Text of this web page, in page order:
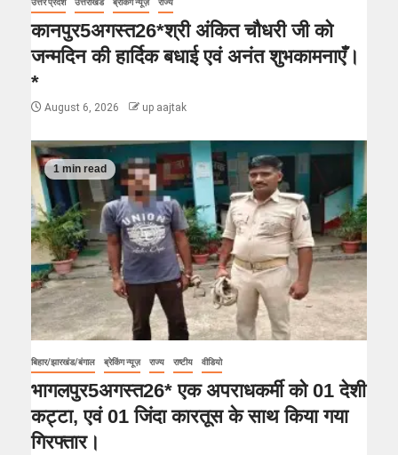
उत्तर प्रदेश उत्तराखंड ब्रेकिंग न्यूज़ राज्य
कानपुर5अगस्त26*श्री अंकित चौधरी जी को
जन्मदिन की हार्दिक बधाई एवं अनंत शुभकामनाएँ।
*
August 6, 2026 up aajtak
1 min read
बिहार/झारखंड/बंगाल ब्रेकिंग न्यूज़ राज्य राष्टीय वीडियो
भागलपुर5अगस्त26* एक अपराधकर्मी को 01 देशी
कट्टा, एवं 01 जिंदा कारतूस के साथ किया गया
गिरफ्तार।